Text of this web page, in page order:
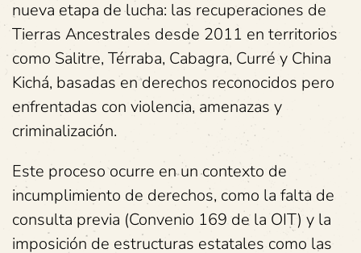
nueva etapa de lucha: las recuperaciones de
Tierras Ancestrales desde 2011 en territorios
como Salitre, Térraba, Cabagra, Curré y China
Kichá, basadas en derechos reconocidos pero
enfrentadas con violencia, amenazas y
criminalización.
Este proceso ocurre en un contexto de
incumplimiento de derechos, como la falta de
consulta previa (Convenio 169 de la OIT) y la
imposición de estructuras estatales como las